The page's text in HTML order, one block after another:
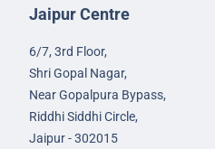
Jaipur Centre
6/7, 3rd Floor,
Shri Gopal Nagar,
Near Gopalpura Bypass,
Riddhi Siddhi Circle,
Jaipur - 302015